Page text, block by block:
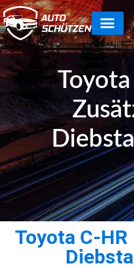
Toyota C-